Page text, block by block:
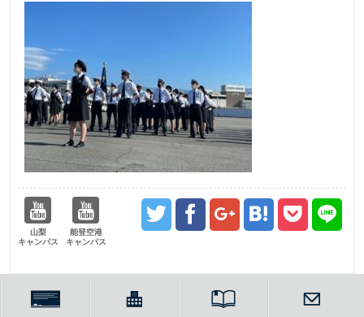
山梨
キャンパス
能登空港
キャンパス